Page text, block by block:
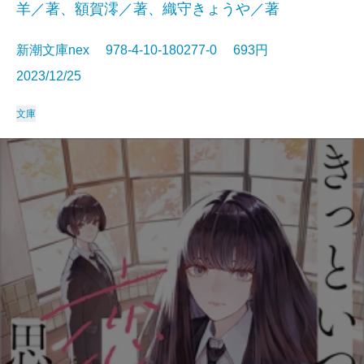
羊／著、額賀澪／著、織守きょうや／著
新潮文庫nex 978-4-10-180277-0 693円
2023/12/25
文庫